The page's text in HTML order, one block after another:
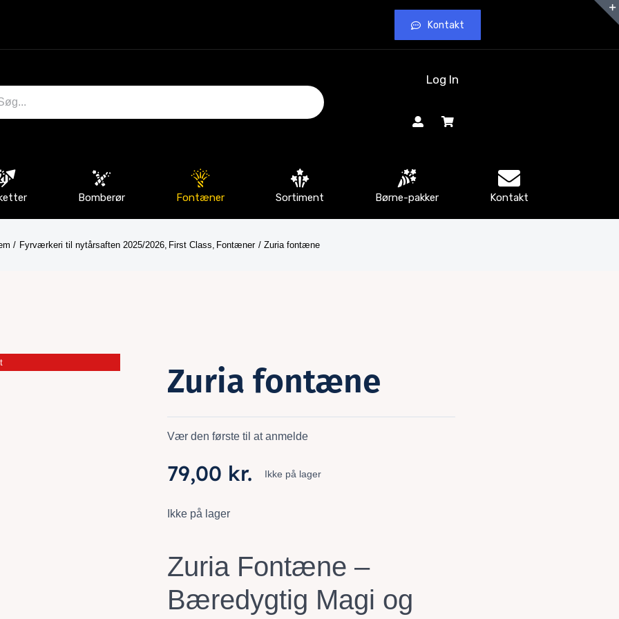
Kontakt
Log In
Bomberør Fontæner Sortiment Børne-pakker Kontakt
Fyrværkeri til nytårsaften 2025/2026 First Class Fontæner Zuria fontæne
Zuria fontæne
Vær den første til at anmelde
79,00 kr. Ikke på lager
Ikke på lager
Zuria Fontæne –
Bæredygtig Magi og